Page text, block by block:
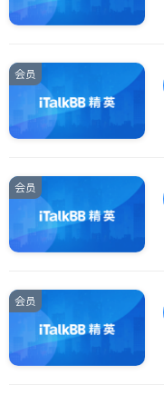
会员
会员
会员